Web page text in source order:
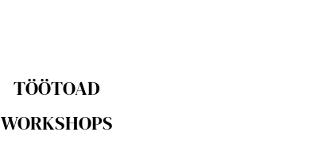
TÖÖTOAD
WORKSHOPS